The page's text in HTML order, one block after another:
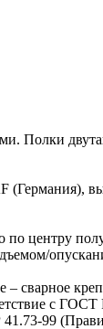
Полки
(Германия),
по центру
сварное
с
41.73-99